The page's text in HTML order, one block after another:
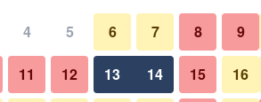
ราคาที่ถูกที่สุด ราคาต่อคืน
ทั้งหมด (ต่อคืน)
4 5 6 7 8 9
11 12 13 14 15 16